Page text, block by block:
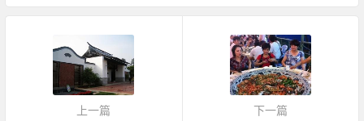
上一篇
下一篇